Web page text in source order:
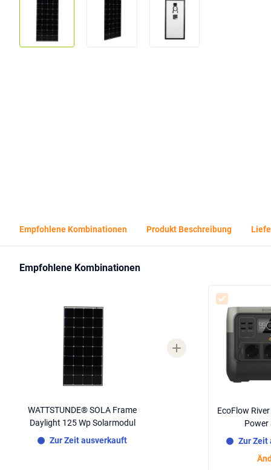
Empfohlene Kombinationen Produkt Beschreibung
Empfohlene Kombinationen
WATTSTUNDE® SOLA Frame
Daylight 125 Wp Solarmodul
Zur Zeit ausverkauft
EcoFlow
Power
Zur Zeit